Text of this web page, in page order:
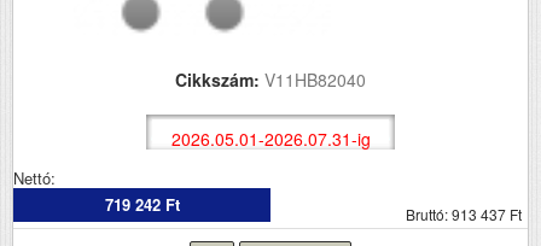
Cikkszám: V11HB82040
2026.05.01-2026.07.31-ig
Nettó:
719 242 Ft
Bruttó: 913 437 Ft